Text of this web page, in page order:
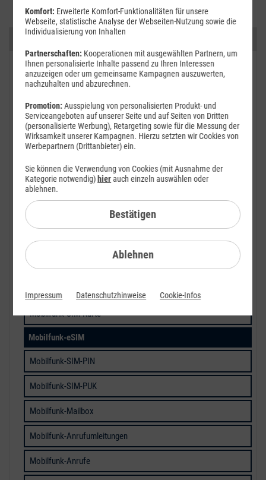
FAQ: Am häufigsten gesucht
Festnetz-Geräte
Kundendaten
Mobilfunk
BILDplus
Mobilfunk-Netz
Mobilfunk-Tarife
Mobilfunk-SIM-Karte
Mobilfunk-eSIM
Mobilfunk-SIM-PIN
Mobilfunk-SIM-PUK
Mobilfunk-Mailbox
Mobilfunk-Anrufumleitungen
Mobilfunk-Anrufe
Komfort: Erweiterte Komfort-Funktionalitäten für unsere
Webseite, statistische Analyse der Webseiten-Nutzung sowie die
Individualisierung von Inhalten
Partnerschaften: Kooperationen mit ausgewählten Partnern, um
Ihnen personalisierte Inhalte passend zu Ihren Interessen
anzuzeigen oder um gemeinsame Kampagnen auszuwerten,
nachzuhalten und abzurechnen.
Promotion:Ausspielung von personalisierten Produkt- und
Serviceangeboten auf unserer Seite und auf Seiten von Dritten
(personalisierte Werbung), Retargeting sowie für die Messung der
Wirksamkeit unserer Kampagnen. Hierzu setzten wir Cookies von
Werbepartnern (Drittanbieter) ein.
Ablehnen
Sie können die Verwendung von Cookies (mit Ausnahme der
Kategorie notwendig)hierauch einzeln auswählen oder
ablehnen.
Bestätigen
Impressum Datenschutzhinweise Cookie-Infos